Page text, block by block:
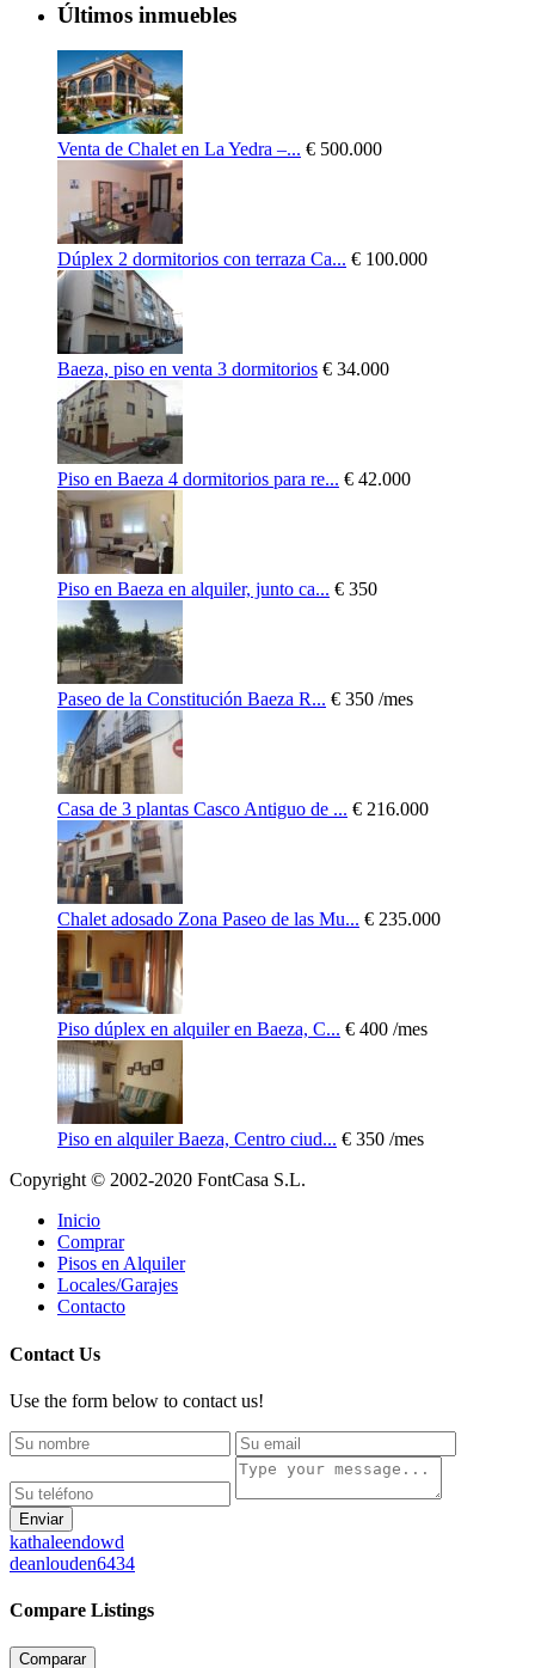
Últimos inmuebles
Venta de Chalet en La Yedra –... € 500.000
Dúplex 2 dormitorios con terraza Ca... € 100.000
Baeza, piso en venta 3 dormitorios € 34.000
Piso en Baeza 4 dormitorios para re... € 42.000
Piso en Baeza en alquiler, junto ca... € 350
Paseo de la Constitución Baeza R... € 350 /mes
Casa de 3 plantas Casco Antiguo de ... € 216.000
Chalet adosado Zona Paseo de las Mu... € 235.000
Piso dúplex en alquiler en Baeza, C... € 400 /mes
Piso en alquiler Baeza, Centro ciud... € 350 /mes
Copyright © 2002-2020 FontCasa S.L.
Inicio
Comprar
Pisos en Alquiler
Locales/Garajes
Contacto
Contact Us
Use the form below to contact us!
Enviar
kathaleendowd
deanlouden6434
Compare Listings
Comparar